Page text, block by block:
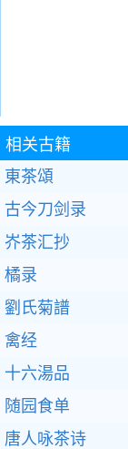
相关古籍
東茶頌
古今刀剑录
岕茶汇抄
橘录
劉氏菊譜
禽经
十六湯品
随园食单
唐人咏茶诗